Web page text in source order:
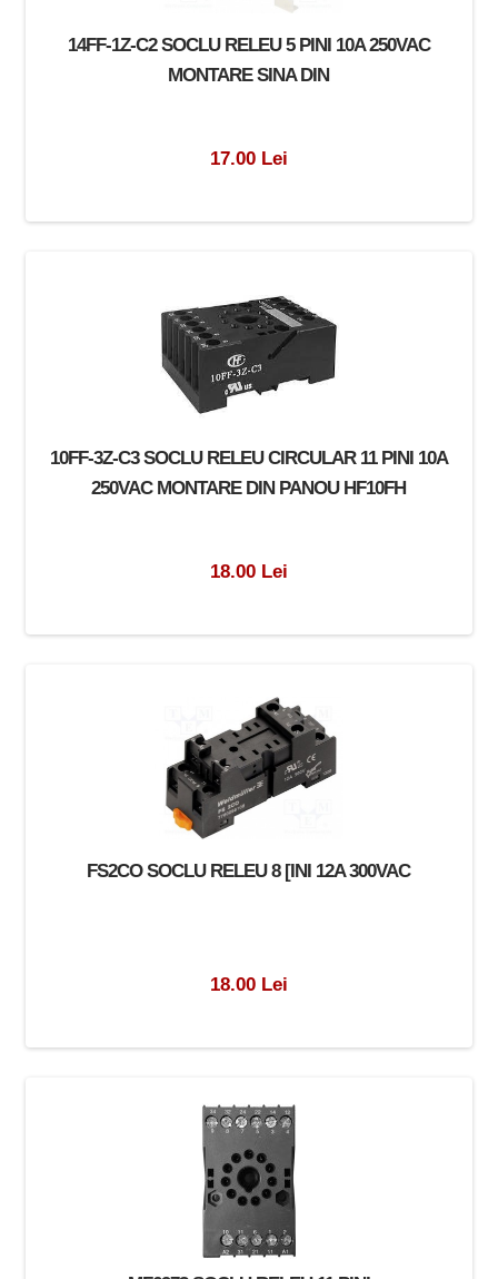
14FF-1Z-C2 SOCLU RELEU 5 PINI 10A 250VAC
MONTARE SINA DIN
17.00 Lei
10FF-3Z-C3 SOCLU RELEU CIRCULAR 11 PINI 10A
250VAC MONTARE DIN PANOU HF10FH
18.00 Lei
FS2CO SOCLU RELEU 8 [INI 12A 300VAC
18.00 Lei